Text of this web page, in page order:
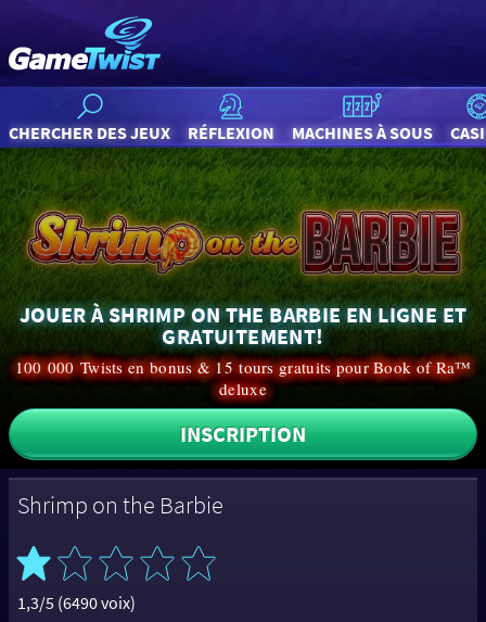
CHERCHER DES JEUX RÉFLEXION MACHINES À SOUS
JOUER À SHRIMP ON THE BARBIE EN LIGNE ET
GRATUITEMENT!
100 000 Twists en bonus & 15 tours gratuits pour Book of Ra™
deluxe
INSCRIPTION
Shrimp on the Barbie
1,3/5 (6490 voix)